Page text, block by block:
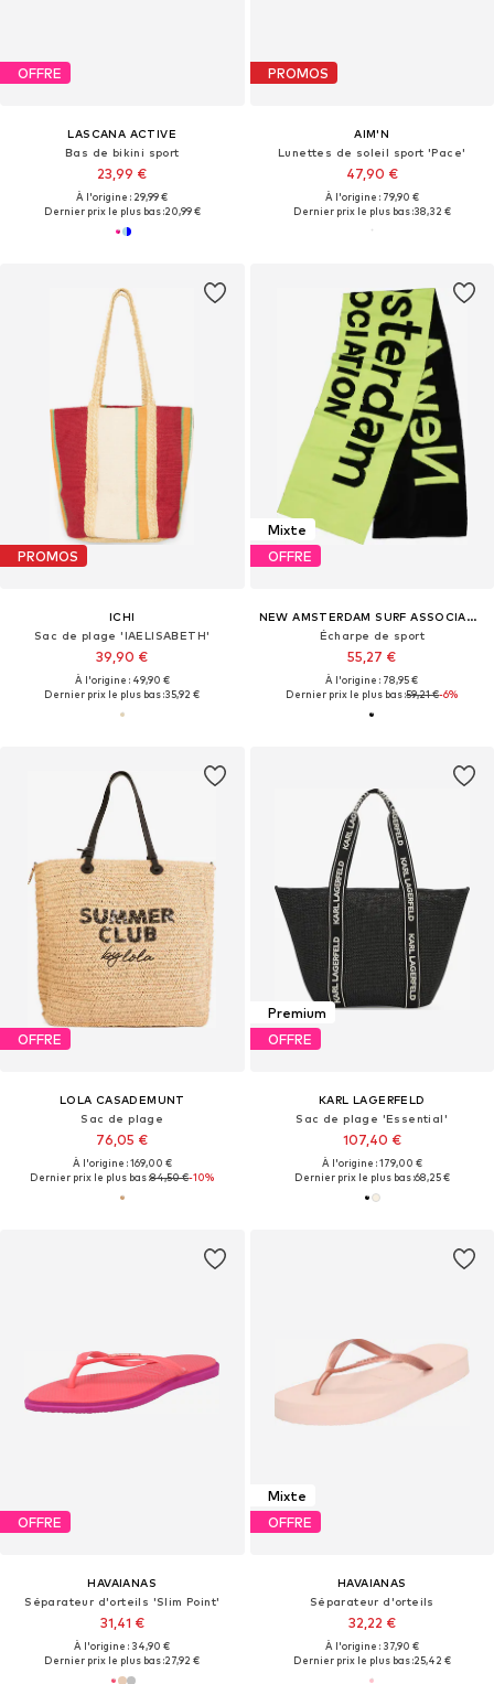
OFFRE
LASCANA ACTIVE
Bas de bikini sport
23,99 €
À l'origine : 29,99 €
Dernier prix le plus bas :20,99 €
PROMOS
AIM'N
Lunettes de soleil sport 'Pace'
47,90 €
À l'origine : 79,90 €
Dernier prix le plus bas :38,32 €
PROMOS
ICHI
Sac de plage 'IAELISABETH'
39,90 €
À l'origine : 49,90 €
Dernier prix le plus bas :35,92 €
Mixte
OFFRE
NEW AMSTERDAM SURF ASSOCIATION
Écharpe de sport
55,27 €
À l'origine : 78,95 €
Dernier prix le plus bas :59,21 €-6%
OFFRE
LOLA CASADEMUNT
Sac de plage
76,05 €
À l'origine : 169,00 €
Dernier prix le plus bas :84,50 €-10%
Premium
OFFRE
KARL LAGERFELD
Sac de plage 'Essential'
107,40 €
À l'origine : 179,00 €
Dernier prix le plus bas :68,25 €
OFFRE
HAVAIANAS
Séparateur d'orteils 'Slim Point'
31,41 €
À l'origine : 34,90 €
Dernier prix le plus bas :27,92 €
Mixte
OFFRE
HAVAIANAS
Séparateur d'orteils
32,22 €
À l'origine : 37,90 €
Dernier prix le plus bas :25,42 €